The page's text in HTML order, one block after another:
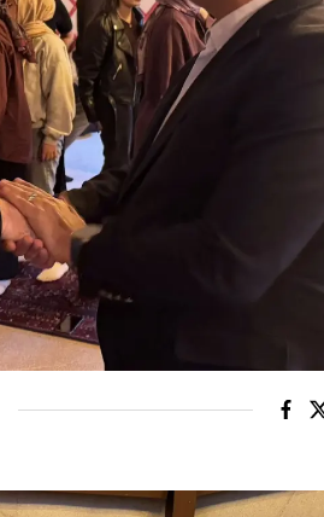
Yozgat
Kırıkkale
Bartın
Iğdır